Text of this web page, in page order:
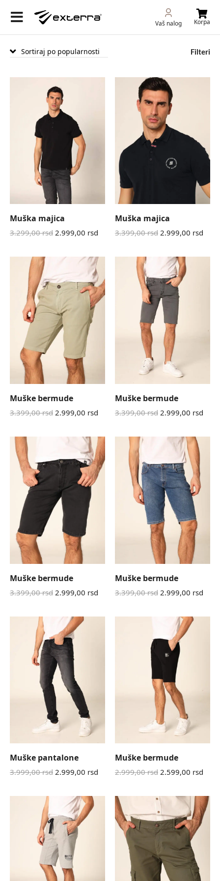
Vaš nalog Korpa
Filteri
Muška majica
3.299,00rsd 2.999,00 rsd
Muška majica
3.399,00rsd 2.999,00 rsd
Muške bermude
3.399,00rsd 2.999,00 rsd
Muške bermude
3.399,00rsd 2.999,00 rsd
Muške bermude
3.399,00rsd 2.999,00 rsd
Muške bermude
3.399,00rsd 2.999,00 rsd
Muške pantalone
3.999,00rsd 2.999,00 rsd
Muške bermude
2.999,00rsd 2.599,00 rsd